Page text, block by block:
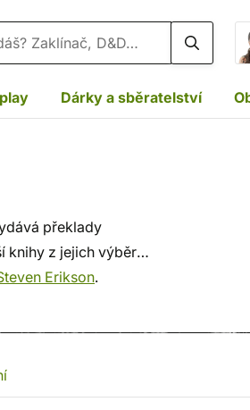
Dárky a sběratelství
překlady
knihy z jejich výběru
Erikson.